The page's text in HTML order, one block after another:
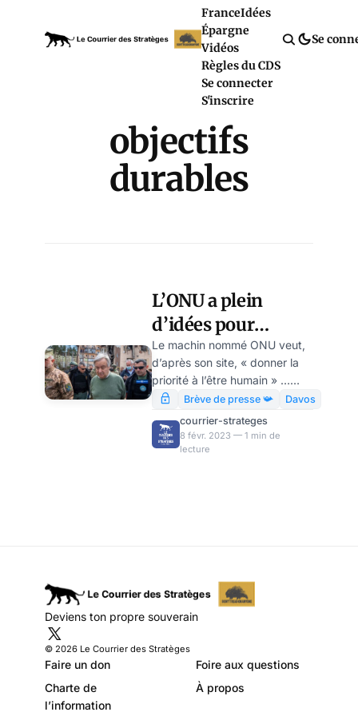
FranceIdées
Épargne
Vidéos
Règles du CDS
Se connecter
S'inscrire
Se
objectifs
durables
L’ONU a plein
d’idées pour
dépenser notre
argent, par
Modeste Schwartz
Le machin nommé ONU veut,
d’après son site, « donner la
priorité à l’être humain » …
dans le cadre de ses objectifs
« durables », c’est-à-dire
malthusiens, c’est-à-dire
anthropophobes. A l’ONU,
Brève de presse 📯
Davos
courrier-strateges
8 févr. 2023 — 1 min de
lecture
Deviens ton propre souverain
© 2026 Le Courrier des Stratèges
Faire un don
Foire aux questions
Charte de
l’information
À propos